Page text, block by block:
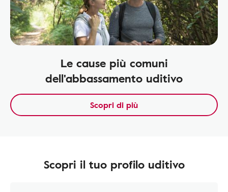
Le cause più comuni
dell'abbassamento uditivo
Scopri di più
Scopri il tuo profilo uditivo